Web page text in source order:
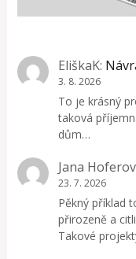
EliškaK:
3. 8. 2026
To je krásný
taková
dům…
Jana
23. 7. 2026
Pěkný příklad
přirozeně a
Takové